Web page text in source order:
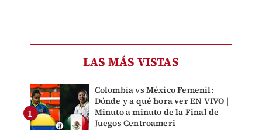
LAS MÁS VISTAS
Colombia vs México Femenil:
Dónde y a qué hora ver EN VIVO |
Minuto a minuto de la Final de
Juegos Centroameri